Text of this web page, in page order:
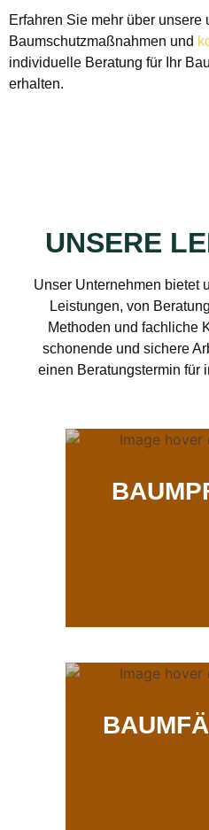
Erfahren Sie mehr über unsere
Baumschutzmaßnahmen und
individuelle Beratung für Ihr
erhalten.
UNSERE
Unser Unternehmen bietet
Leistungen, von
Methoden und fachliche
schonende und sichere
einen Beratungstermin für